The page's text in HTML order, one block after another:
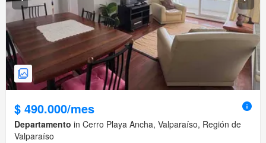
$ 490.000/mes
Departamento in Cerro Playa Ancha, Valparaíso, Región de
Valparaíso